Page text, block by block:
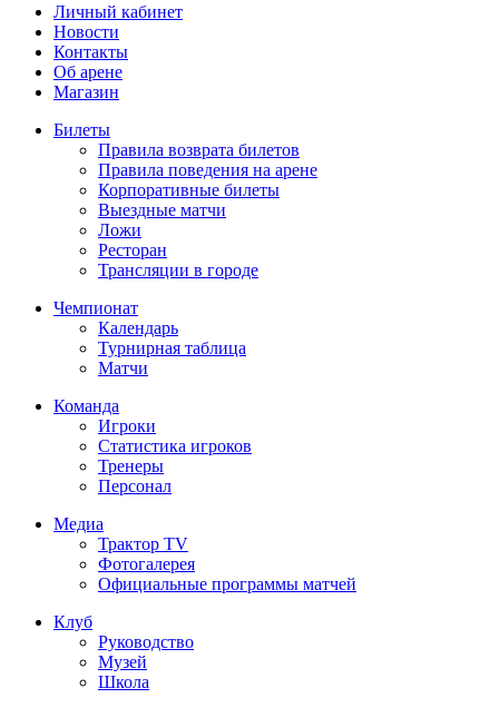
Личный кабинет
Новости
Контакты
Об арене
Магазин
Билеты
Правила возврата билетов
Правила поведения на арене
Корпоративные билеты
Выездные матчи
Ложи
Ресторан
Трансляции в городе
Чемпионат
Календарь
Турнирная таблица
Матчи
Команда
Игроки
Статистика игроков
Тренеры
Персонал
Медиа
Трактор TV
Фотогалерея
Официальные программы матчей
Клуб
Руководство
Музей
Школа